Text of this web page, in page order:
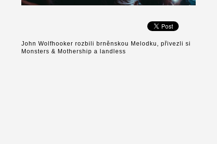
John Wolfhooker rozbili brněnskou Melodku, přivezli si
Monsters & Mothership a landless